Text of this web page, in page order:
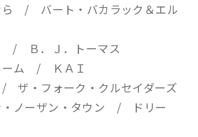
/ バート・バカラック＆エル
/ Ｂ．Ｊ．トーマス
ーム / ＫＡＩ
・フォーク・クルセイダーズ
ノーザン・タウン / ドリー